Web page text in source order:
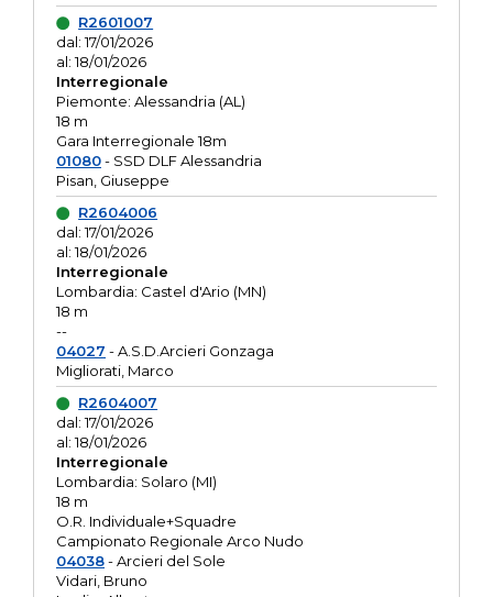
R2601007
dal: 17/01/2026
al: 18/01/2026
Interregionale
Piemonte: Alessandria (AL)
18 m
Gara Interregionale 18m
01080- SSD DLF Alessandria
Pisan, Giuseppe
R2604006
dal: 17/01/2026
al: 18/01/2026
Interregionale
Lombardia: Castel d'Ario (MN)
18 m
--
04027 - A.S.D.Arcieri Gonzaga
Migliorati, Marco
R2604007
dal: 17/01/2026
al: 18/01/2026
Interregionale
Lombardia: Solaro (MI)
18 m
O.R. Individuale+Squadre
Campionato Regionale Arco Nudo
04038- Arcieri del Sole
Vidari, Bruno